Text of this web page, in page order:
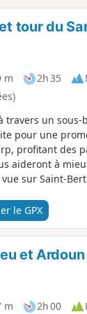
tour du
m 2h 35
travers un
pour une
profitant des
aideront à
sur Saint-
le GPX
et Ardoun
m 2h 00